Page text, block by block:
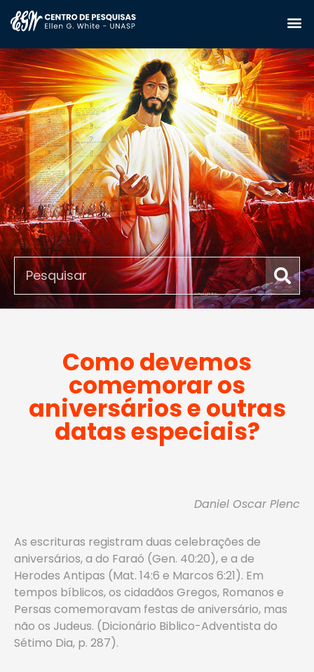
Como devemos
comemorar os
aniversários e outras
datas especiais?
Daniel Oscar Plenc
As escrituras registram duas celebrações de
aniversários, a do Faraó (Gen. 40:20), e a de
Herodes Antipas (Mat. 14:6 e Marcos 6:21). Em
tempos bíblicos, os cidadãos Gregos, Romanos e
Persas comemoravam festas de aniversário, mas
não os Judeus. (Dicionário Biblico-Adventista do
Sétimo Dia, p. 287).